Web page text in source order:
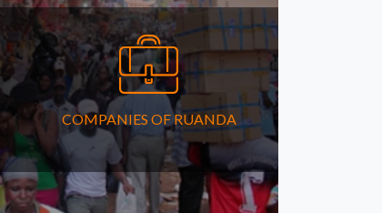
COMPANIES OF RUANDA